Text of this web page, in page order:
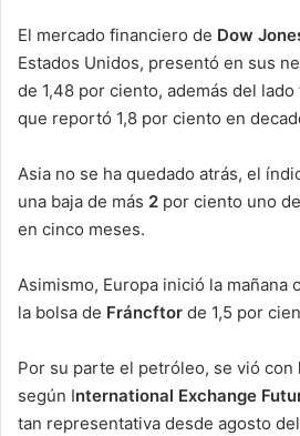
El mercado financiero de Dow
Estados Unidos, presentó en sus
de 1,48 por ciento, además del
que reportó 1,8 por ciento en
Asia no se ha quedado atrás, el
una baja de más 2 por ciento uno
en cinco meses.
Asimismo, Europa inició la mañana
la bolsa de Fráncftor de 1,5 por
Por su parte el petróleo, se vió con
según International Exchange
tan representativa desde agosto